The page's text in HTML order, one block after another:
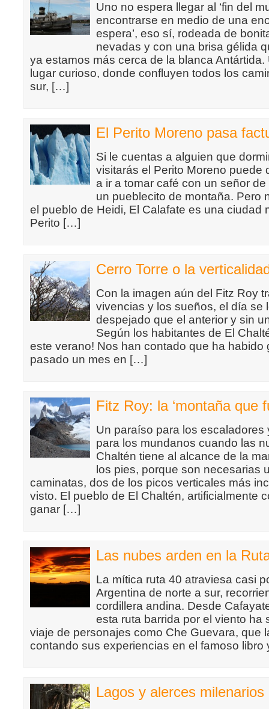
Uno no espera llegar al ‘fin del
encontrarse en medio de una
espera’, eso sí, rodeada de
nevadas y con una brisa gélida
ya estamos más cerca de la blanca
lugar curioso, donde confluyen todos los
sur, […]
El Perito Moreno pasa
Si le cuentas a alguien que
visitarás el Perito Moreno puede
a ir a tomar café con un señor
un pueblecito de montaña. Pero
el pueblo de Heidi, El Calafate es una ciudad
Perito […]
Cerro Torre o la
Con la imagen aún del Fitz Roy
vivencias y los sueños, el día se
despejado que el anterior y sin
Según los habitantes de El
este verano! Nos han contado que ha habido
pasado un mes en […]
Fitz Roy: la ‘montaña que
Un paraíso para los escaladores
para los mundanos cuando las
Chaltén tiene al alcance de la
los pies, porque son necesarias
caminatas, dos de los picos verticales más
visto. El pueblo de El Chaltén, artificialmente
ganar […]
Las nubes arden en la
La mítica ruta 40 atraviesa casi
Argentina de norte a sur,
cordillera andina. Desde
esta ruta barrida por el viento ha
viaje de personajes como Che Guevara, que
contando sus experiencias en el famoso
Lagos y alerces milenarios